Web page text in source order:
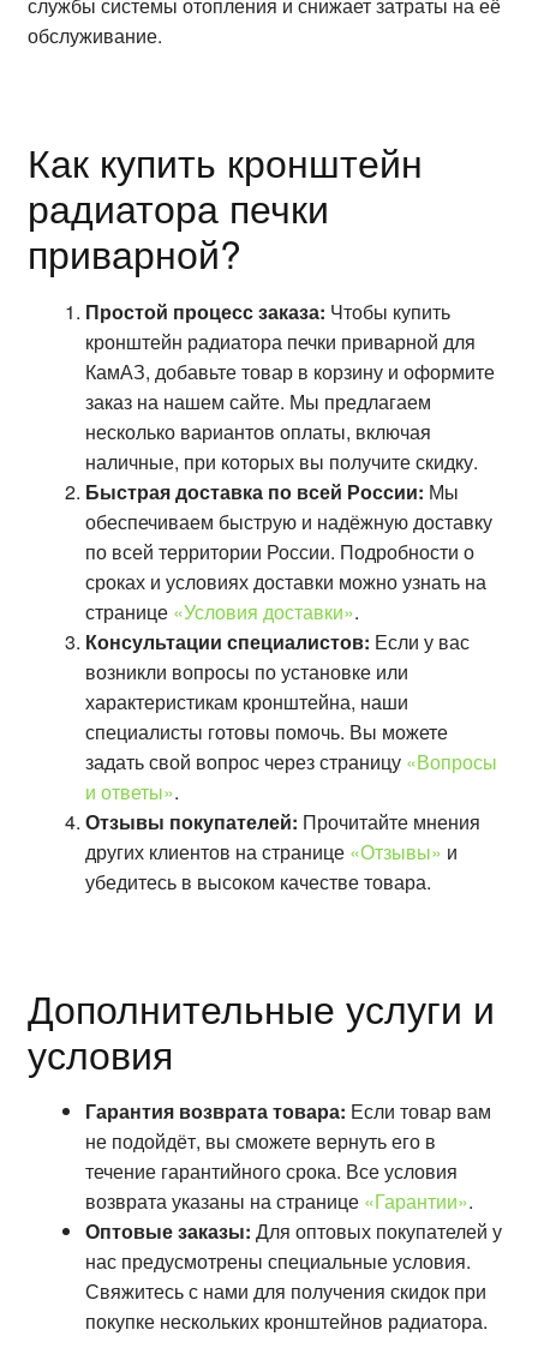
обслуживание.
Как купить кронштейн
радиатора печки
приварной?
Простой процесс заказа: Чтобы купить
кронштейн радиатора печки приварной для
КамАЗ, добавьте товар в корзину и оформите
заказ на нашем сайте. Мы предлагаем
несколько вариантов оплаты, включая
наличные, при которых вы получите скидку.
Быстрая доставка по всей России: Мы
обеспечиваем быструю и надёжную доставку
по всей территории России. Подробности о
сроках и условиях доставки можно узнать на
странице «Условия доставки».
Консультации специалистов: Если у вас
возникли вопросы по установке или
характеристикам кронштейна, наши
специалисты готовы помочь. Вы можете
задать свой вопрос через страницу «Вопросы
и ответы».
Отзывы покупателей: Прочитайте мнения
других клиентов на странице «Отзывы» и
убедитесь в высоком качестве товара.
Дополнительные услуги и
условия
Гарантия возврата товара: Если товар вам
не подойдёт, вы сможете вернуть его в
течение гарантийного срока. Все условия
возврата указаны на странице «Гарантии».
Оптовые заказы: Для оптовых покупателей у
нас предусмотрены специальные условия.
Свяжитесь с нами для получения скидок при
покупке нескольких кронштейнов радиатора.